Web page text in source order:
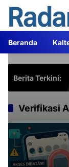
Langsung
konten
Beranda
Berita Terkini:
Gardu
Lebih
Verifikasi